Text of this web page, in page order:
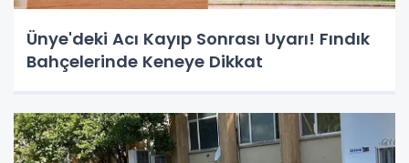
Ünye'deki Acı Kayıp Sonrası Uyarı! Fındık
Bahçelerinde Keneye Dikkat